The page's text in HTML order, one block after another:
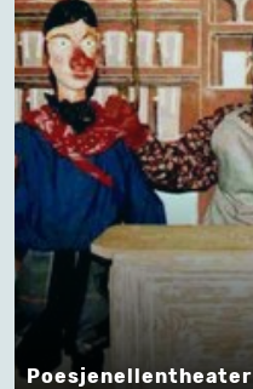
Poesjenellentheater